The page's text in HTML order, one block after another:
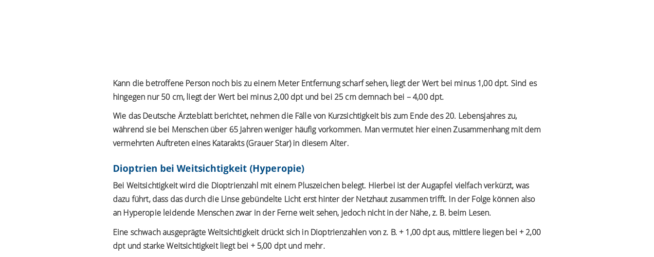
Kann die betroffene Person noch bis zu einem Meter Entfernung scharf sehen, liegt der Wert bei minus 1,00 dpt. Sind es
hingegen nur 50 cm, liegt der Wert bei minus 2,00 dpt und bei 25 cm demnach bei – 4,00 dpt.
Wie dasDeutsche Ärzteblattberichtet, nehmen die Fälle von Kurzsichtigkeit bis zum Ende des 20. Lebensjahres zu,
während sie bei Menschen über 65 Jahren weniger häufig vorkommen. Man vermutet hier einen Zusammenhang mit dem
vermehrten Auftreten eines Katarakts (Grauer Star) in diesem Alter.
Dioptrien bei Weitsichtigkeit (Hyperopie)
Bei Weitsichtigkeitwird die Dioptrienzahl mit einem Pluszeichen belegt. Hierbei ist der Augapfel vielfach verkürzt, was
dazu führt, dass das durch die Linse gebündelte Licht erst hinter der Netzhaut zusammen trifft. In der Folge können also
an Hyperopie leidende Menschen zwar in der Ferne weit sehen, jedoch nicht in der Nähe, z. B. beim Lesen.
Eine schwach ausgeprägte Weitsichtigkeit drückt sich in Dioptrienzahlen von z. B. + 1,00 dpt aus, mittlere liegen bei + 2,00
dpt und starke Weitsichtigkeit liegt bei + 5,00 dpt und mehr.